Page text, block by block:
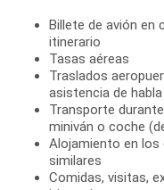
Billete de avión en
itinerario
Tasas aéreas
Traslados
asistencia de
Transporte
miniván o coche
Alojamiento en
similares
Comidas, visitas,